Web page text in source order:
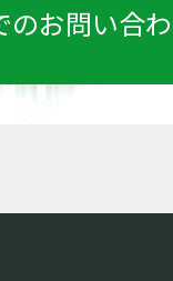
のお問い合